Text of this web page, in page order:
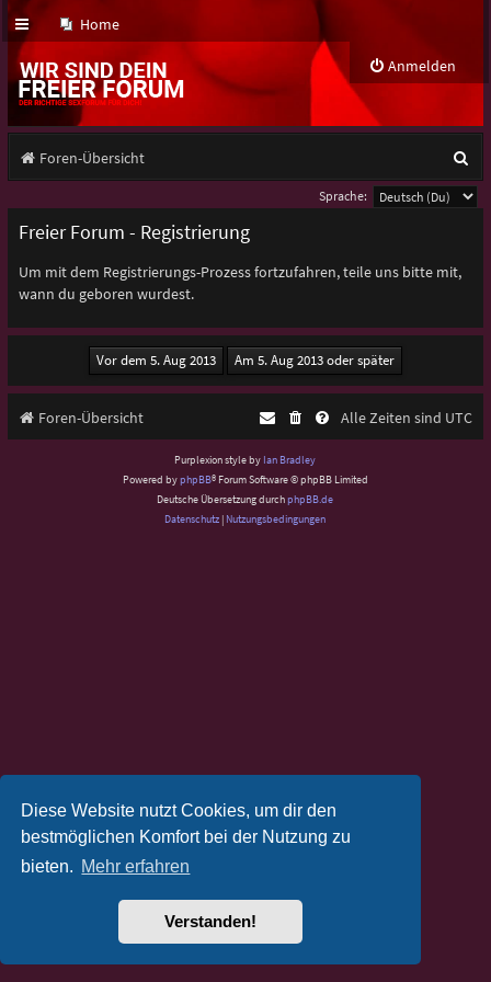
Diese Website nutzt Cookies, um dir den
bestmöglichen Komfort bei der Nutzung zu
bieten. Mehr erfahren
Verstanden!
Home
Anmelden
Foren-Übersicht
u
Sprache:
Freier Forum - Registrierung
Um mit dem Registrierungs-Prozess fortzufahren, teile uns bitte mit,
wann du geboren wurdest.
Foren-Übersicht Alle Zeiten sind UTC
Purplexion style by Ian Bradley
Powered byphpBB® Forum Software © phpBB Limited
Deutsche Übersetzung durchphpBB.de
Datenschutz | Nutzungsbedingungen